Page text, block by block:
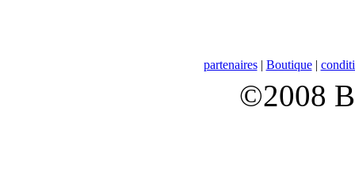
partenaires| Boutique|
©2008